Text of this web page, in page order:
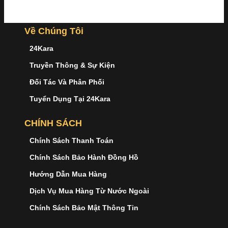
Về Chúng Tôi
24Kara
Truyền Thông & Sự Kiện
Đối Tác Và Phân Phối
Tuyển Dụng Tại 24Kara
CHÍNH SÁCH
Chính Sách Thanh Toán
Chính Sách Bảo Hành Đồng Hồ
Hướng Dẫn Mua Hàng
Dịch Vụ Mua Hàng Từ Nước Ngoài
Chính Sách Bảo Mật Thông Tin